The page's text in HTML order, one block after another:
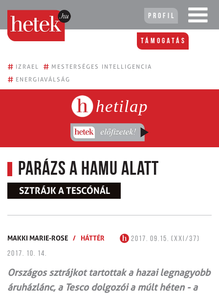
Profil
Támogatás
# IZRAEL # MESTERSÉGES INTELLIGENCIA
# ENERGIAVÁLSÁG
hetilap
Parázs a hamu alatt
SZTRÁJK A TESCÓNÁL
MAKKI MARIE-ROSE / HÁTTÉR
2017. 09.15. (XXI/37)
2017. 10. 14.
Országos sztrájkot tartottak a hazai legnagyobb
áruházlánc, a Tesco dolgozói a múlt héten - a